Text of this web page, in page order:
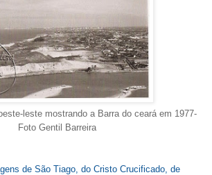
leste mostrando a Barra do ceará em 1977-
Foto Gentil Barreira
de São Tiago, do Cristo Crucificado, de